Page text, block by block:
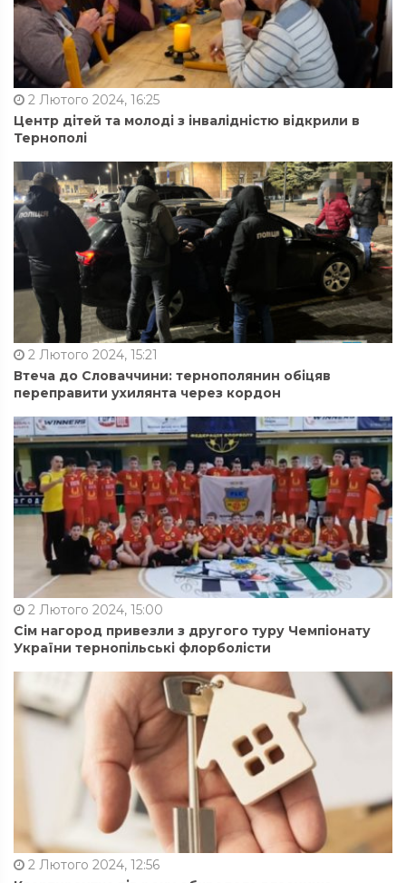
2 Лютого 2024, 16:25
Центр дітей та молоді з інвалідністю відкрили в
Тернополі
2 Лютого 2024, 15:21
Втеча до Словаччини: тернополянин обіцяв
переправити ухилянта через кордон
2 Лютого 2024, 15:00
Сім нагород привезли з другого туру Чемпіонату
України тернопільські флорболісти
2 Лютого 2024, 12:56